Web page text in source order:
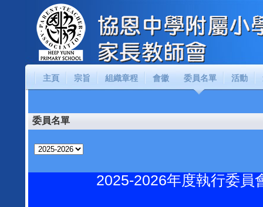
主頁 宗旨 組織章程 會徽 委員名單 活動
委員名單
2025-2026年度執行委員